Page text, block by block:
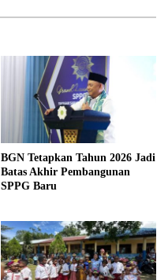
BGN Tetapkan Tahun 2026 Jadi
Batas Akhir Pembangunan
SPPG Baru